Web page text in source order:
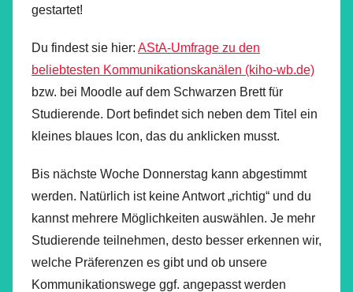
gestartet!
Du findest sie hier: AStA-Umfrage zu den
beliebtesten Kommunikationskanälen (kiho-wb.de)
bzw. bei Moodle auf dem Schwarzen Brett für
Studierende. Dort befindet sich neben dem Titel ein
kleines blaues Icon, das du anklicken musst.
Bis nächste Woche Donnerstag kann abgestimmt
werden. Natürlich ist keine Antwort „richtig“ und du
kannst mehrere Möglichkeiten auswählen. Je mehr
Studierende teilnehmen, desto besser erkennen wir,
welche Präferenzen es gibt und ob unsere
Kommunikationswege ggf. angepasst werden